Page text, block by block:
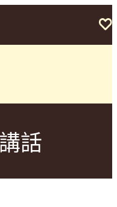
話